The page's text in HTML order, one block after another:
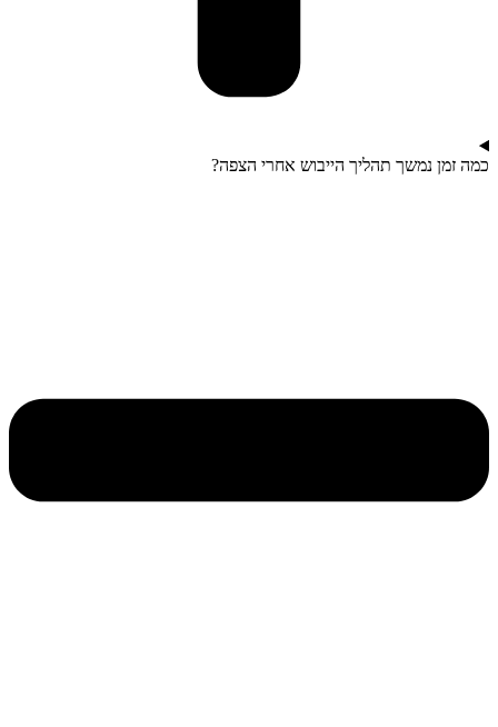
כמה זמן נמשך תהליך הייבוש אחרי הצפה?